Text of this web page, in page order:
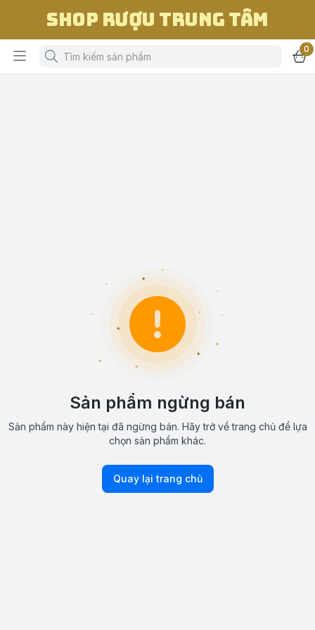
Shop Rượu Trung Tâm
0
Sản phẩm ngừng bán
Sản phẩm này hiện tại đã ngừng bán. Hãy trở về trang chủ để lựa
chọn sản phẩm khác.
Quay lại trang chủ